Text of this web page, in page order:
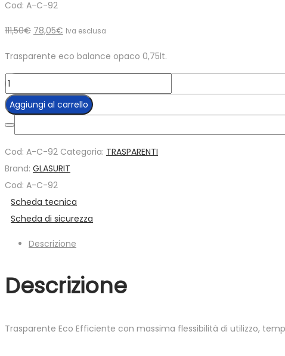
Cod: A-C-92
111,50€ Il
111,50€.
78,05€
78,05€.
Iva esclusa
Trasparente eco balance opaco 0,75lt.
Eco
balance
trasparente
opaco
da
0,75lt
-
A-
C-
quantità
Aggiungi al carrello
Cod: A-C-92 Categoria: TRASPARENTI
Brand: GLASURIT
Cod: A-C-92
Scheda tecnica
Scheda di sicurezza
Descrizione
Descrizione
Trasparente Eco Efficiente con massima flessibilità di utilizzo,